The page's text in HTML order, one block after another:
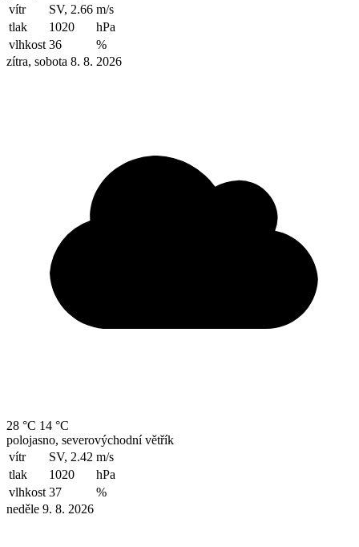
vítr
SV, 2.66 m/s
tlak
1020
hPa
vlhkost 36
%
zítra, sobota 8. 8. 2026
28 °C 14 °C
polojasno, severovýchodní větřík
vítr
SV, 2.42 m/s
tlak
1020
hPa
vlhkost 37
%
neděle 9. 8. 2026